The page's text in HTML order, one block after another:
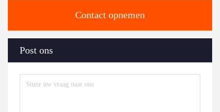
Contact opnemen
Post ons